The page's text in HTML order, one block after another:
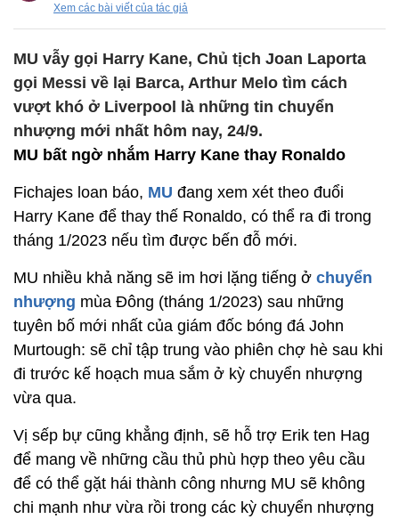
Xem các bài viết của tác giả
MU vẫy gọi Harry Kane, Chủ tịch Joan Laporta
gọi Messi về lại Barca, Arthur Melo tìm cách
vượt khó ở Liverpool là những tin chuyển
nhượng mới nhất hôm nay, 24/9.
MU bất ngờ nhắm Harry Kane thay Ronaldo
Fichajes loan báo, MU đang xem xét theo đuổi
Harry Kane để thay thế Ronaldo, có thể ra đi trong
tháng 1/2023 nếu tìm được bến đỗ mới.
MU nhiều khả năng sẽ im hơi lặng tiếng ở chuyển
nhượng mùa Đông (tháng 1/2023) sau những
tuyên bố mới nhất của giám đốc bóng đá John
Murtough: sẽ chỉ tập trung vào phiên chợ hè sau khi
đi trước kế hoạch mua sắm ở kỳ chuyển nhượng
vừa qua.
Vị sếp bự cũng khẳng định, sẽ hỗ trợ Erik ten Hag
để mang về những cầu thủ phù hợp theo yêu cầu
để có thể gặt hái thành công nhưng MU sẽ không
chi mạnh như vừa rồi trong các kỳ chuyển nhượng